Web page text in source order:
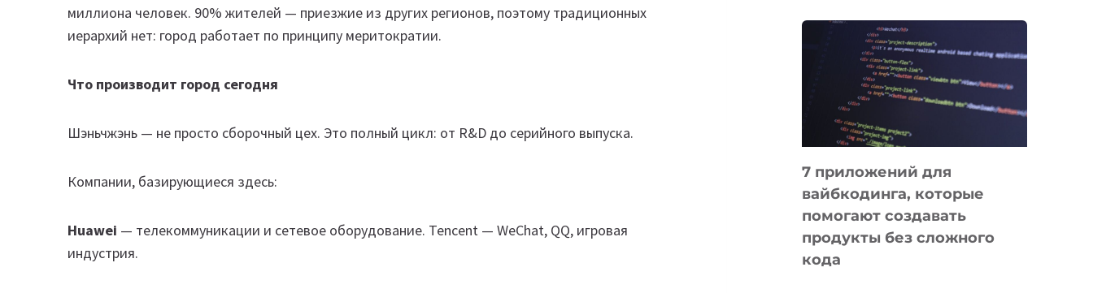
миллиона человек. 90% жителей — приезжие из других регионов, поэтому традиционных
иерархий нет: город работает по принципу меритократии.
Что производит город сегодня
Шэньчжэнь — не просто сборочный цех. Это полный цикл: от R&D до серийного выпуска.
Компании, базирующиеся здесь:
Huawei — телекоммуникации и сетевое оборудование. Tencent — WeChat, QQ, игровая
индустрия.
ПОЛЕЗНЫХ
ИНСТРУМЕНТОВ
ДЛЯ
РАБОТЫ
7 приложений для
вайбкодинга, которые
помогают создавать
продукты без сложного
кода